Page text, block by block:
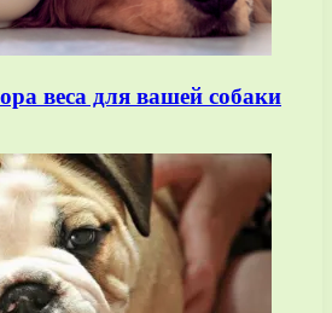
веса для вашей собаки